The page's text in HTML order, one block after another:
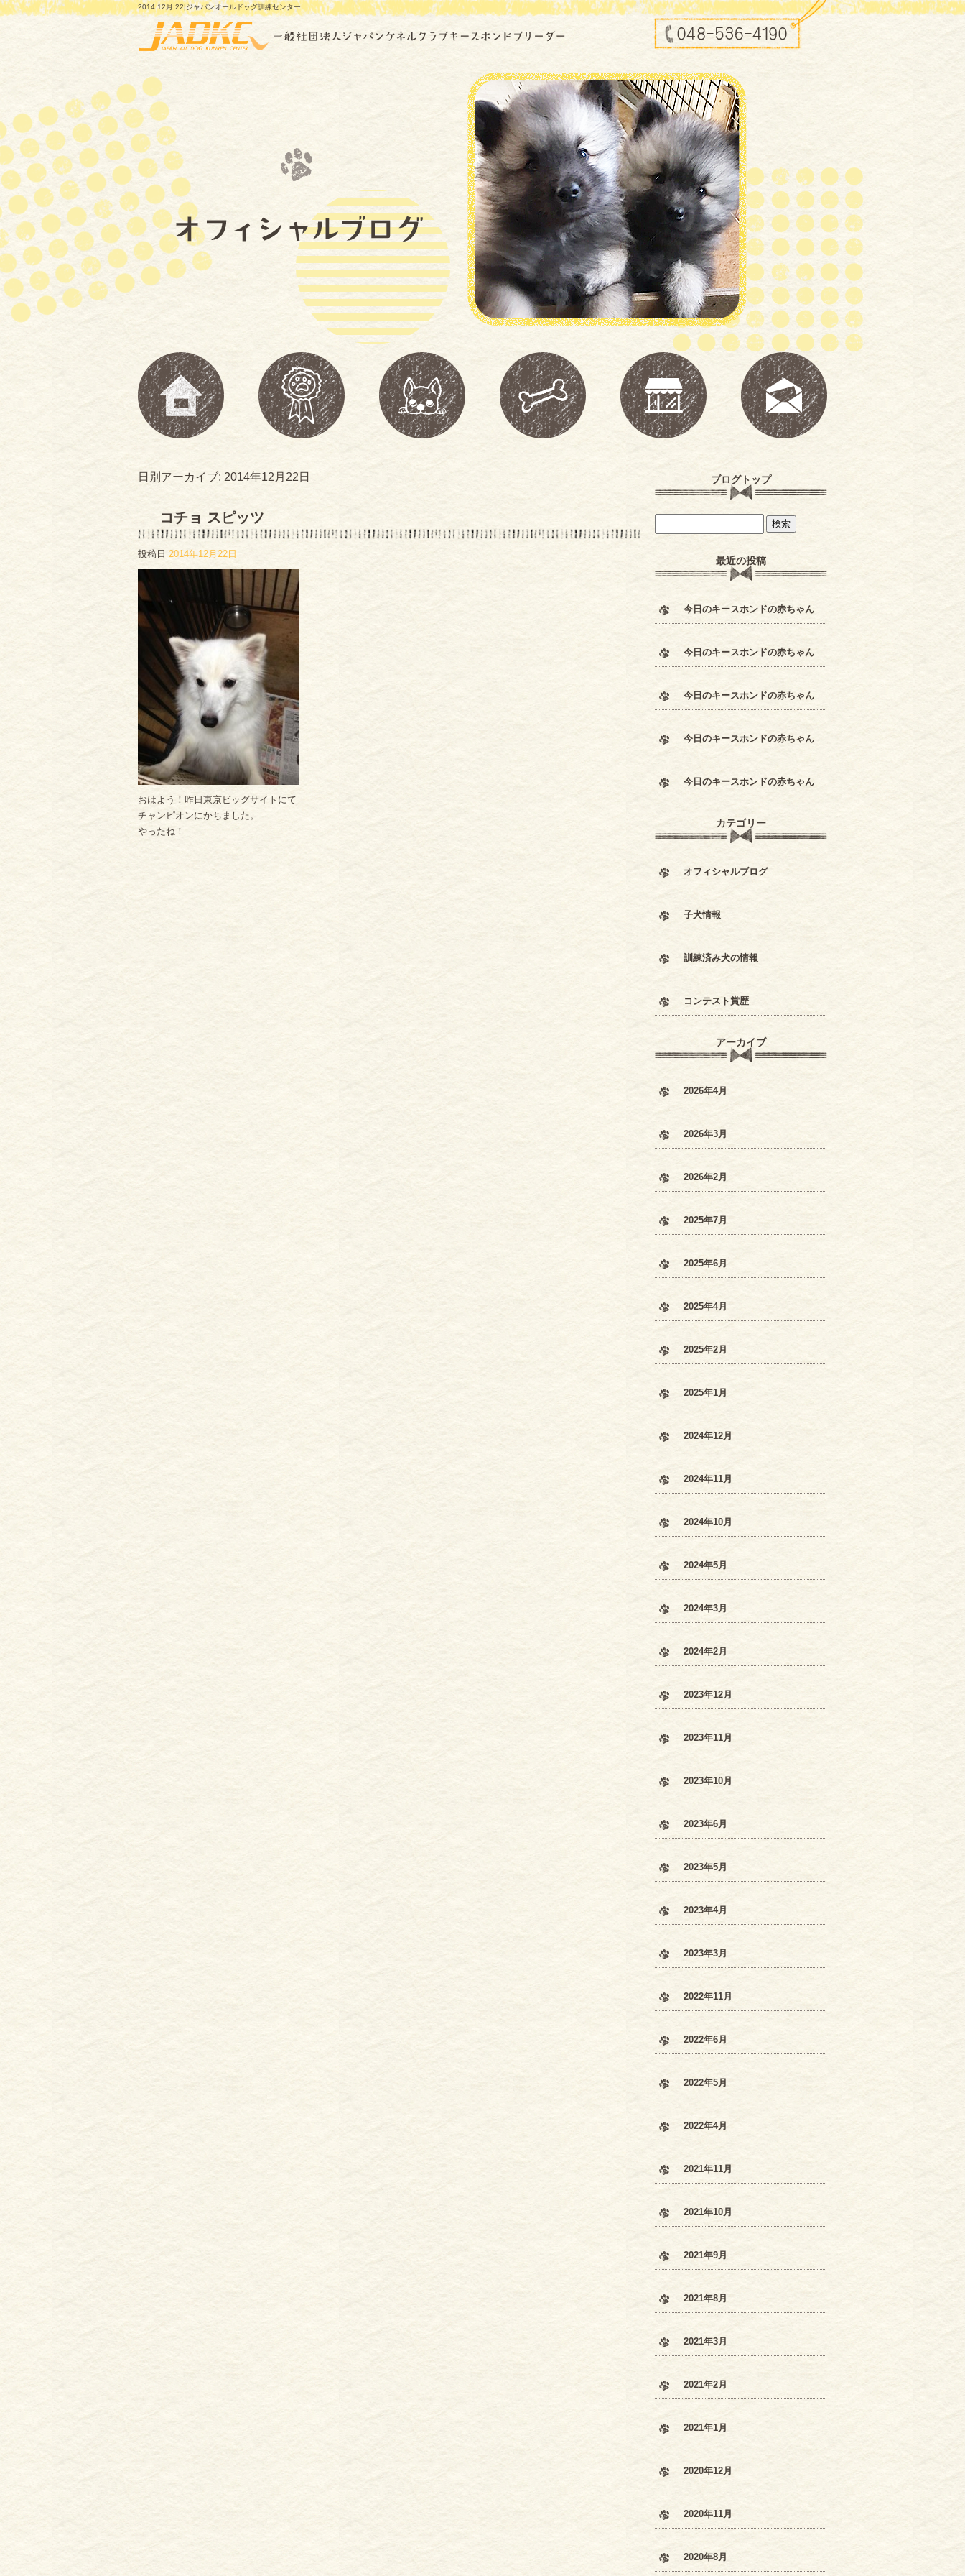
2014 12月 22|ジャパンオールドッグ訓練センター
日別アーカイブ: 2014年12月22日
コチョ スピッツ
投稿日 2014年12月22日
おはよう！昨日東京ビッグサイトにて
チャンピオンにかちました。
やったね！
ブログトップ
最近の投稿
今日のキースホンドの赤ちゃん
今日のキースホンドの赤ちゃん
今日のキースホンドの赤ちゃん
今日のキースホンドの赤ちゃん
今日のキースホンドの赤ちゃん
カテゴリー
オフィシャルブログ
子犬情報
訓練済み犬の情報
コンテスト賞歴
アーカイブ
2026年4月
2026年3月
2026年2月
2025年7月
2025年6月
2025年4月
2025年2月
2025年1月
2024年12月
2024年11月
2024年10月
2024年5月
2024年3月
2024年2月
2023年12月
2023年11月
2023年10月
2023年6月
2023年5月
2023年4月
2023年3月
2022年11月
2022年6月
2022年5月
2022年4月
2021年11月
2021年10月
2021年9月
2021年8月
2021年3月
2021年2月
2021年1月
2020年12月
2020年11月
2020年8月